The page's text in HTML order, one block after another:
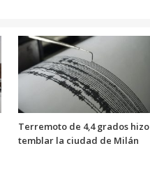
Terremoto de 4,4 grados hizo
temblar la ciudad de Milán